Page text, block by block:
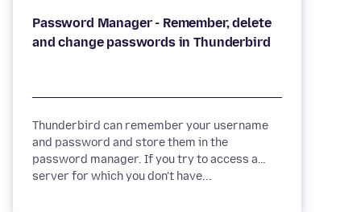
Password Manager - Remember, delete
Thunderbird can remember your username
and password and store them in the
password manager. If you try to access a
server for which you don't have...